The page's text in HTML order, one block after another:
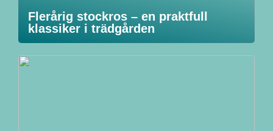
Flerårig stockros – en praktfull
klassiker i trädgården